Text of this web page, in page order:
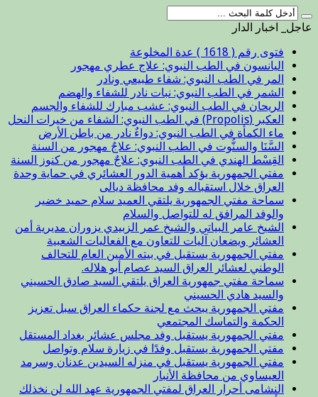
عاجل_ اخبار الدار
فتوى رقم ( 1618 ) عدة المخلوعة
اليانسون في الطب النبوي: علاج عطري مهجور
المر في الطب النبوي: شفاء طبيعي ونادر
الشمر في الطب النبوي: نبات نادر للشفاء والهضم
الريحان في الطب النبوي: عشب مبارك للشفاء والجسم
العكبر (Propolis) في الطب النبوي: الشفاء من خيرات النحل
ماء الكمأة في الطب النبوي: دواءٌ نادر من باطن الأرض
السَّنَا والسنُّوت في الطب النبوي: علاجٌ مهجور من السنة
القِسْط الهندي في الطب النبوي: علاجٌ مهجور من كنوز السنة
مفتي الجمهورية يؤكد أهمية الدور العشائري في حماية وحدة
العراق خلال استقباله وفد محافظة ديالى
سماحة مفتي الجمهورية يلتقي العميد سلام حميد خضير
والوفد المرافق له للتواصل والسلام
الشيخ عامر البياتي والشيخ عمر الزبيدي يزوران مديرية أمن
العشائر ويضعان آليات للتعاون مع الفعاليات الشعبية
مفتي الجمهورية يستقبل في بيته الأمين العام للتحالف
الوطني لعشائر العراق السيد عصام أبو هلاله.
سماحة مفتي جمهورية العراق يلتقي السيد صادق الحسيني
والسيد هادي الحسيني
مفتي الجمهورية يبحث مع لجنة حكماء العراق سبل تعزيز
الحكمة والتماسك المجتمعي
مفتي الجمهورية يستقبل وفد مجلس عشائر بغداد المستقل
مفتي الجمهورية يستقبل وفدًا في زيارة سلام وتواصل
مفتي الجمهورية يستقبل في منزله السيدين عدنان وسرمد
العيساوي من محافظة الأنبار
النشامى أحرار العراق لمفتي الجمهورية عهد الله لن نخذلك